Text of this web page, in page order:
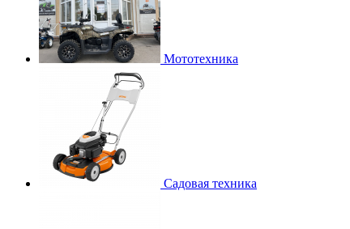
Мототехника
Садовая техника